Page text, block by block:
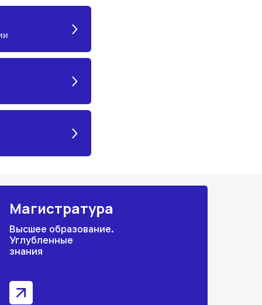
Магистратура
Высшее образование.
Углубленные
знания